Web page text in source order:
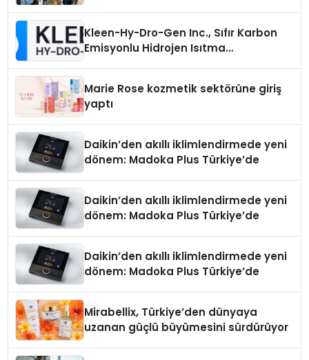
Kleen-Hy-Dro-Gen Inc., Sıfır Karbon
Emisyonlu Hidrojen Isıtma
Marie Rose kozmetik sektörüne giriş
yaptı
Daikin’den akıllı iklimlendirmede yeni
dönem: Madoka Plus Türkiye’de
Daikin’den akıllı iklimlendirmede yeni
dönem: Madoka Plus Türkiye’de
Daikin’den akıllı iklimlendirmede yeni
dönem: Madoka Plus Türkiye’de
Mirabellix, Türkiye’den dünyaya
uzanan güçlü büyümesini sürdürüyor